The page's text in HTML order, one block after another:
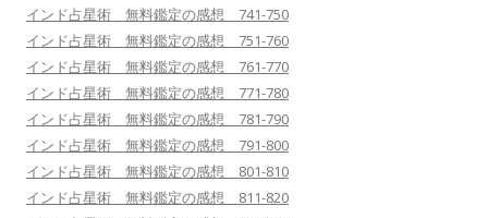
インド占星術 無料鑑定の感想 741-750
インド占星術 無料鑑定の感想 751-760
インド占星術 無料鑑定の感想 761-770
インド占星術 無料鑑定の感想 771-780
インド占星術 無料鑑定の感想 781-790
インド占星術 無料鑑定の感想 791-800
インド占星術 無料鑑定の感想 801-810
インド占星術 無料鑑定の感想 811-820